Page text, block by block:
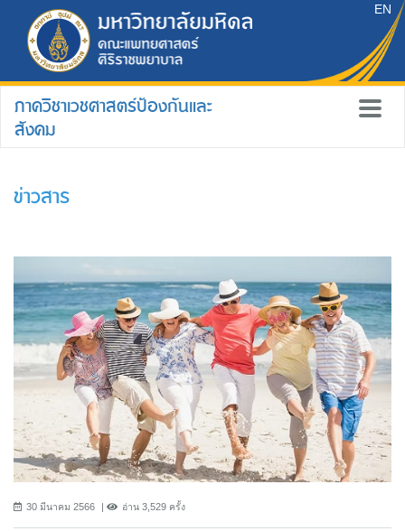
EN
ภาควิชาเวชศาสตร์ป้องกันและ
สังคม
ข่าวสาร
30 มีนาคม 2566 อ่าน 3,529 ครั้ง